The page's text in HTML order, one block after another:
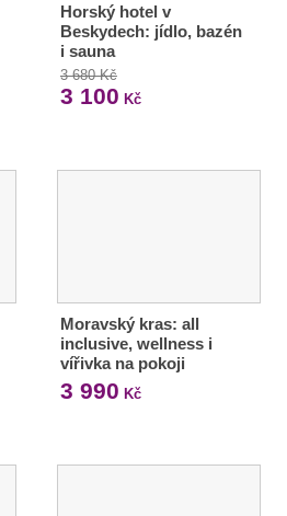
Horský hotel v
Beskydech: jídlo, bazén
i sauna
3 680 Kč
3 100 Kč
Moravský kras: all
inclusive, wellness i
vířivka na pokoji
3 990 Kč